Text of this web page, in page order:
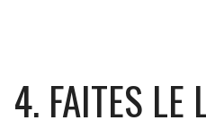
4. FAITES LE